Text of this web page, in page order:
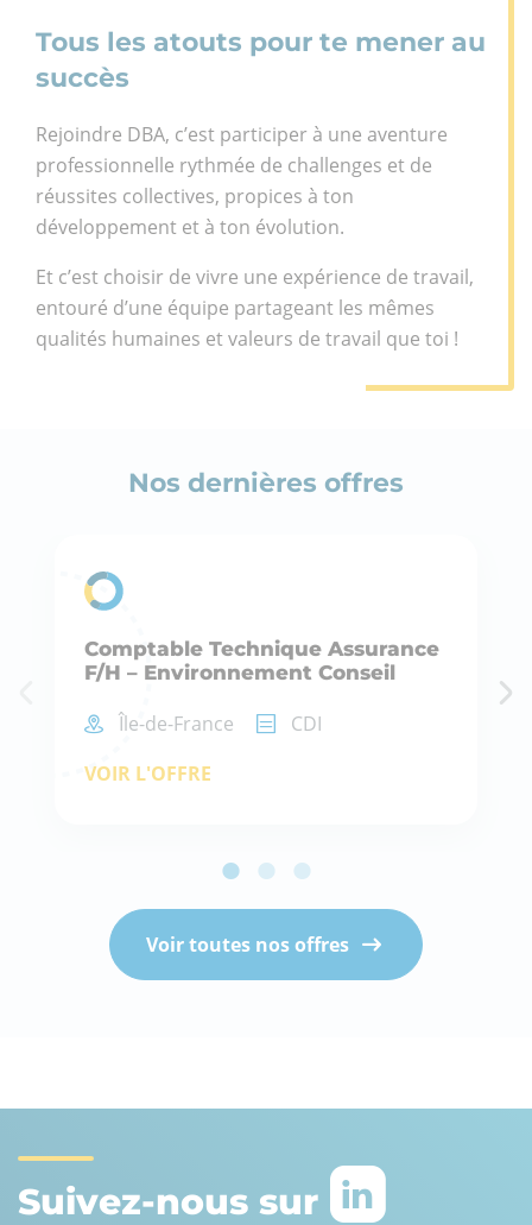
Tous les atouts pour te mener au
succès
Rejoindre DBA, c’est participer à une aventure
professionnelle rythmée de challenges et de
réussites collectives, propices à ton
développement et à ton évolution.
Et c’est choisir de vivre une expérience de travail,
entouré d’une équipe partageant les mêmes
qualités humaines et valeurs de travail que toi !
Nos dernières offres
Comptable Technique Assurance
F/H – Environnement Conseil
Île-de-France
CDI
VOIR L'OFFRE
Voir toutes nos offres
Suivez-nous sur